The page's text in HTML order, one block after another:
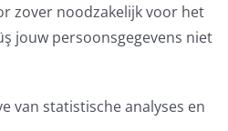
zover noodzakelijk voor het
jouw persoonsgegevens niet
van statistische analyses en